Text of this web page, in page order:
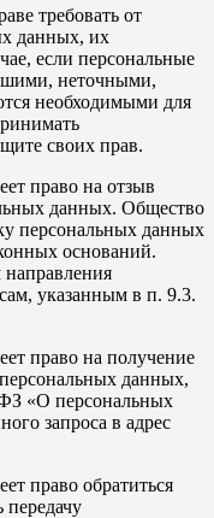
требовать от
данных, их
если персональные
неточными,
необходимыми для
своих прав.
право на отзыв
данных. Общество
персональных данных
оснований.
направления
указанным в п. 9.3.
право на получение
данных,
«О персональных
запроса в адрес
право обратиться
передачу